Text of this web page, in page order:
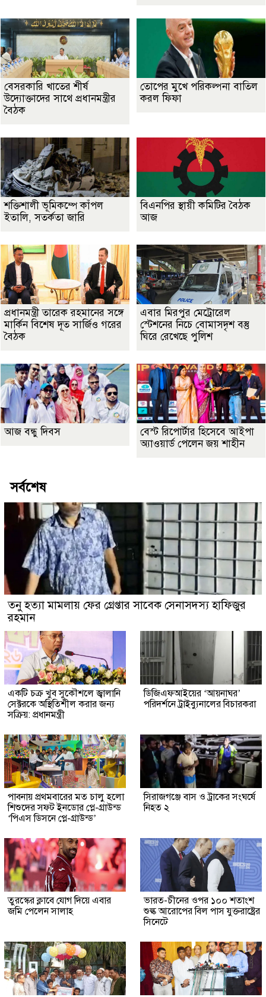
বেসরকারি খাতের শীর্ষ
উদ্যোক্তাদের সাথে প্রধানমন্ত্রীর
বৈঠক
তোপের মুখে পরিকল্পনা বাতিল
করল ফিফা
শক্তিশালী ভূমিকম্পে কাঁপল
ইতালি, সতর্কতা জারি
বিএনপির স্থায়ী কমিটির বৈঠক
আজ
প্রধানমন্ত্রী তারেক রহমানের সঙ্গে
মার্কিন বিশেষ দূত সার্জিও গরের
বৈঠক
এবার মিরপুর মেট্রোরেল
স্টেশনের নিচে বোমাসদৃশ বস্তু
ঘিরে রেখেছে পুলিশ
আজ বন্ধু দিবস
বেস্ট রিপোর্টার হিসেবে আইপা
অ্যাওয়ার্ড পেলেন জয় শাহীন
সর্বশেষ
তনু হত্যা মামলায় ফের গ্রেপ্তার সাবেক সেনাসদস্য হাফিজুর
রহমান
একটি চক্র খুব সুকৌশলে জ্বালানি
সেক্টরকে অস্থিতিশীল করার জন্য
সক্রিয়: প্রধানমন্ত্রী
ডিজিএফআইয়ের ‘আয়নাঘর’
পরিদর্শনে ট্রাইব্যুনালের বিচারকরা
পাবনায় প্রথমবারের মত চালু হলো
শিশুদের সফট ইনডোর প্লে-গ্রাউন্ড
‘পিএস ডিসনে প্লে-গ্রাউন্ড’
সিরাজগঞ্জে বাস ও ট্রাকের সংঘর্ষে
নিহত ২
তুরস্কের ক্লাবে যোগ দিয়ে এবার
জমি পেলেন সালাহ
ভারত-চীনের ওপর ১০০ শতাংশ
শুল্ক আরোপের বিল পাস যুক্তরাষ্ট্রের
সিনেটে